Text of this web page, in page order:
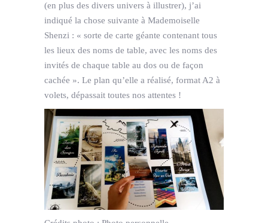
(en plus des divers univers à illustrer), j’ai
indiqué la chose suivante à Mademoiselle
Shenzi : « sorte de carte géante contenant tous
les lieux des noms de table, avec les noms des
invités de chaque table au dos ou de façon
cachée ». Le plan qu’elle a réalisé, format A2 à
volets, dépassait toutes nos attentes !